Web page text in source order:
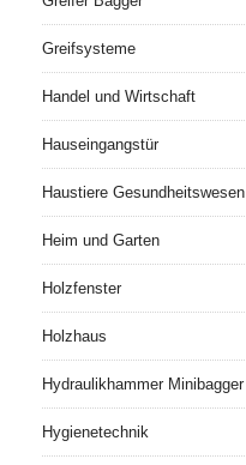
Greifsysteme
Handel und Wirtschaft
Hauseingangstür
Haustiere Gesundheitswesen
Heim und Garten
Holzfenster
Holzhaus
Hydraulikhammer Minibagger
Hygienetechnik